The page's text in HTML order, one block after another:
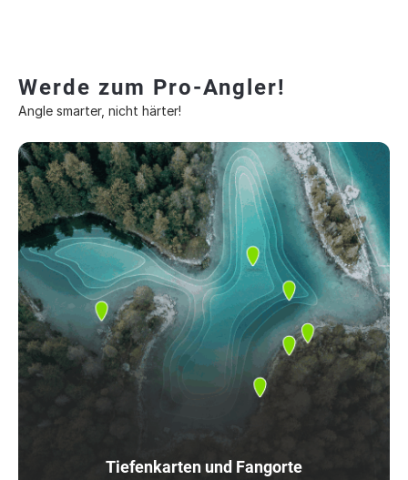
Werde zum Pro-Angler!
Angle smarter, nicht härter!
Tiefenkarten und Fangorte